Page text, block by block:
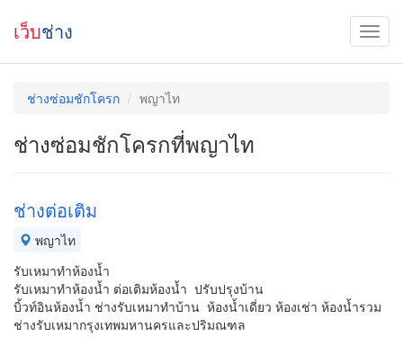
เว็บช่าง
ช่างซ่อมชักโครก พญาไท
ช่างซ่อมชักโครกที่พญาไท
ช่างต่อเติม
พญาไท
รับเหมาทำห้องน้ำ
รับเหมาทำห้องน้ำ ต่อเติมห้องน้ำ ปรับปรุงบ้าน
บิ้วท์อินห้องน้ำ ช่างรับเหมาทำบ้าน ห้องน้ำเดี่ยว ห้องเช่า ห้องน้ำรวม
ช่างรับเหมากรุงเทพมหานครและปริมณฑล